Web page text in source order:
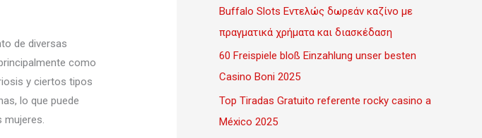
de diversas
como
y ciertos tipos
lo que puede
mujeres.
Buffalo Slots Εντελώς δωρεάν καζίνο με
πραγματικά χρήματα και διασκέδαση
60 Freispiele bloß Einzahlung unser besten
Casino Boni 2025
Top Tiradas Gratuito referente rocky casino a
México 2025